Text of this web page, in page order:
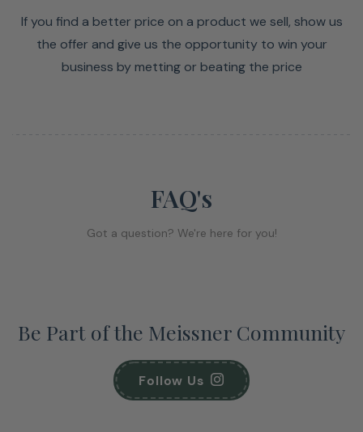
If you find a better price on a product we sell, show us
the offer and give us the opportunity to win your
business by metting or beating the price
FAQ's
Got a question? We're here for you!
Be Part of the Meissner Community
Follow Us